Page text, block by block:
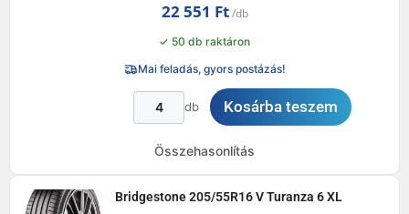
22 551 Ft
✓ 50 db raktáron
Mai feladás, gyors postázás!
db Kosárba teszem
Összehasonlítás
Bridgestone 205/55R16 V Turanza 6 XL